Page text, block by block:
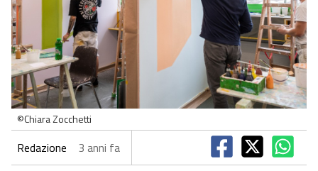
©Chiara Zocchetti
Redazione 3 anni fa